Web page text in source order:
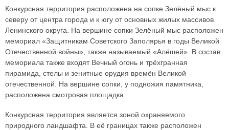
Конкурсная территория расположена на сопке Зелёный мыс к
северу от центра города и к югу от основных жилых массивов
Ленинского округа. На вершине сопки Зелёный мыс расположен
мемориал «Защитникам Советского Заполярья в годы Великой
Отечественной войны», также называемый «Алёшей». В состав
мемориала также входят Вечный огонь и трёхгранная
пирамида, стелы и зенитные орудия времён Великой
отечественной. На вершине сопки, у подножия памятника,
расположена смотровая площадка.
Конкурсная территория является зоной охраняемого
природного ландшафта. В её границах также расположен